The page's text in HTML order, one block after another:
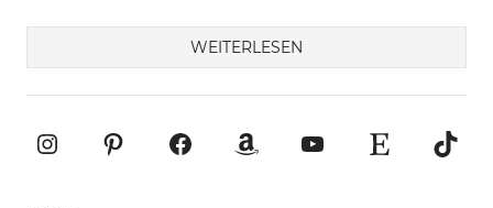
WEITERLESEN
InstagramPinterestFacebookAmazonYouTube
Etsy-Shop